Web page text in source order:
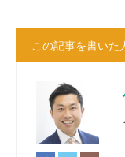
この記事を書いた